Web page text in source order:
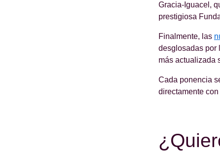
Gracia-Iguacel,
prestigiosa
Finalmente, las
desglosadas por
más actualizada
Cada ponencia
directamente